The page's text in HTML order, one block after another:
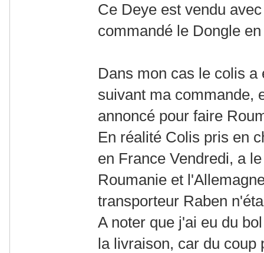
Ce Deye est vendu
commandé le Dongle
Dans mon cas le colis
suivant ma commande,
annoncé pour faire
En réalité Colis pris en
en France Vendredi, a
Roumanie et
transporteur Raben
A noter que j'ai eu du
la livraison, car du coup